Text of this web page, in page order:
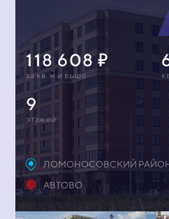
118 608
за кв. м и выше
9
этажей
ЛОМОНОСОВСКИЙ
АВТОВО